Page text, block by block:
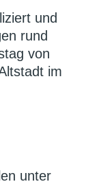
und
rund
von
im
unter